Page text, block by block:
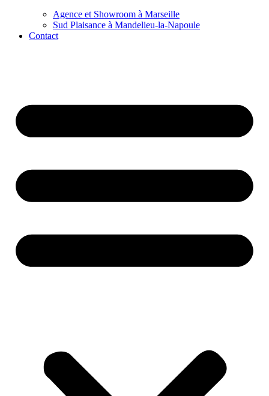
Agence et Showroom à Marseille
Sud Plaisance à Mandelieu-la-Napoule
Contact